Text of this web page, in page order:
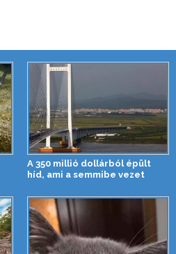
A 350 millió dollárból épült
híd, ami a semmibe vezet